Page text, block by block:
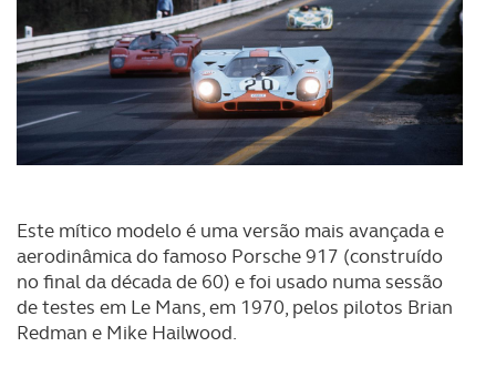
Este mítico modelo é uma versão mais avançada e
aerodinâmica do famoso Porsche 917 (construído
no final da década de 60) e foi usado numa sessão
de testes em Le Mans, em 1970, pelos pilotos Brian
Redman e Mike Hailwood.